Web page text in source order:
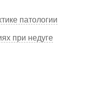
патологии
при недуге